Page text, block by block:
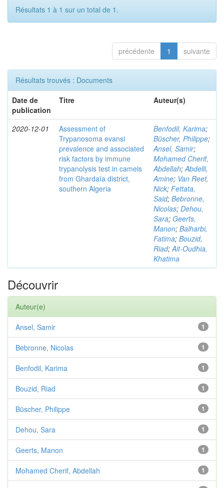
Résultats 1 à 1 sur un total de 1.
précédente 1 suivante
Résultats trouvés : Documents
Date de
publication
Titre Auteur(s)
2020-12-01
Assessment of
Trypanosoma evansi
prevalence and associated
risk factors by immune
trypanolysis test in camels
from Ghardaïa district,
southern Algeria
Benfodil, Karima;
Büscher, Philippe;
Ansel, Samir;
Mohamed Cherif,
Abdellah;Abdelli,
Amine; Van Reet,
Nick; Fettata,
Said; Bebronne,
Nicolas; Dehou,
Sara; Geerts,
Manon; Balharbi,
Fatima; Bouzid,
Riad;Ait-Oudhia,
Khatima
Découvrir
Auteur(e)
1
Ansel, Samir
1
Bebronne, Nicolas
1
Benfodil, Karima
1
Bouzid, Riad
1
Büscher, Philippe
1
Dehou, Sara
1
Geerts, Manon
1
Mohamed Cherif, Abdellah